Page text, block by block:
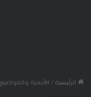
الرئيسية/ الأجهزة والمواضيع